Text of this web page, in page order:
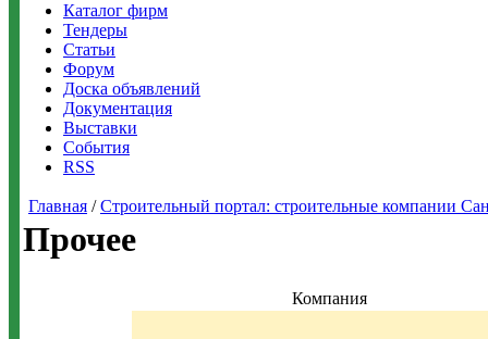
Каталог фирм
Тендеры
Статьи
Форум
Доска объявлений
Документация
Выставки
События
RSS
Главная /Строительный портал: строительные компании
Прочее
Компания